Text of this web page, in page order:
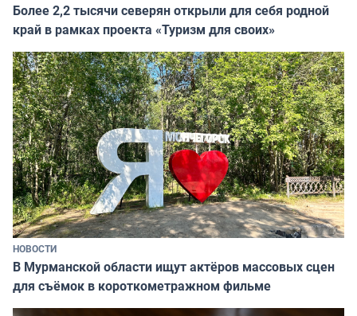
Более 2,2 тысячи северян открыли для себя родной
край в рамках проекта «Туризм для своих»
НОВОСТИ
В Мурманской области ищут актёров массовых сцен
для съёмок в короткометражном фильме